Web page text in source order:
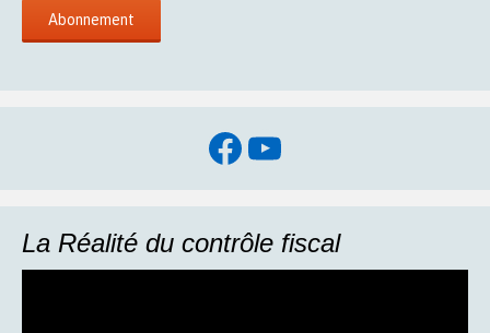
Facebook
YouTube
La Réalité du contrôle fiscal